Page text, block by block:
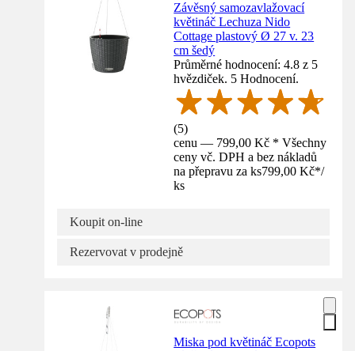
Závěsný samozavlažovací
květináč Lechuza Nido
Cottage plastový Ø 27 v. 23
cm šedý
Průměrné hodnocení: 4.8 z 5
hvězdiček. 5 Hodnocení.
(5)
cenu — 799,00 Kč * Všechny
ceny vč. DPH a bez nákladů
na přepravu za ks799,00 Kč*/
ks
Koupit on-line
Rezervovat v prodejně
Miska pod květináč Ecopots